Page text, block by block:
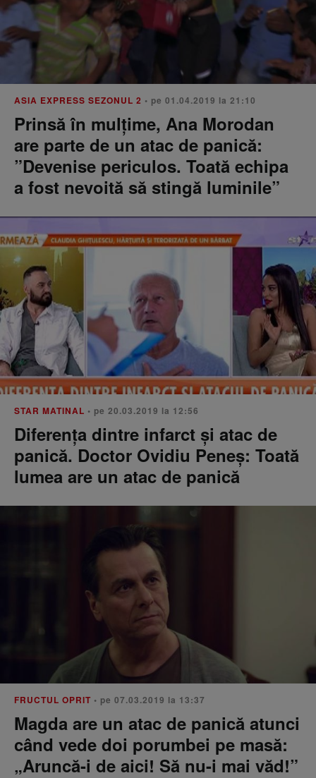
ASIA EXPRESS SEZONUL 2 • pe 01.04.2019 la 21:10
Prinsă în mulțime, Ana Morodan
are parte de un atac de panică:
”Devenise periculos. Toată echipa
a fost nevoită să stingă luminile”
STAR MATINAL • pe 20.03.2019 la 12:56
Diferența dintre infarct și atac de
panică. Doctor Ovidiu Peneș: Toată
lumea are un atac de panică
FRUCTUL OPRIT • pe 07.03.2019 la 13:37
Magda are un atac de panică atunci
când vede doi porumbei pe masă:
„Aruncă-i de aici! Să nu-i mai văd!”